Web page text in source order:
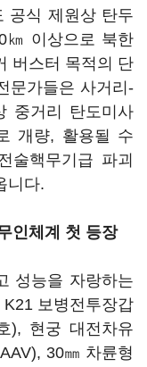
공식 제원상 탄두
㎞ 이상으로 북한
버스터 목적의 단
문가들은 사거리-
중거리 탄도미사
개량, 활용될 수
술핵무기급 파괴
니다.
인체계 첫 등장
성능을 자랑하는
보병전투장갑
), 현궁 대전차유
30㎜ 차륜형